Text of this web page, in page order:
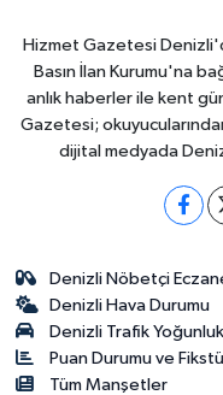
Hizmet Gazetesi
Basın İlan Kurumu'na
anlık haberler ile kent
Gazetesi;
dijital medyada
Denizli Nöbetçi
Denizli Hava Durumu
Denizli Trafik
Puan Durumu ve
Tüm Manşetler